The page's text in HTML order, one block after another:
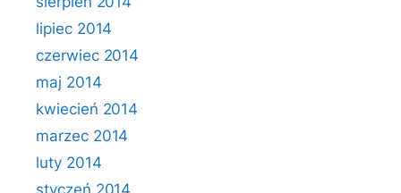
lipiec 2014
czerwiec 2014
maj 2014
kwiecień 2014
marzec 2014
luty 2014
styczeń 2014